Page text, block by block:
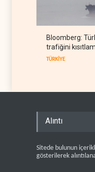
Bloomberg:
trafiğini
TÜRKİYE
Alıntı
Sitede bulunun
gösterilerek